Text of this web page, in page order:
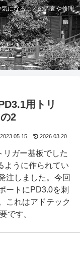
になることの調査や修理
用トリ
2
2023.05.15 2026.03.20
ガー基板でした
ように作られてい
注しました。今回
ートにPD3.0を刺
これはアドテック
です。